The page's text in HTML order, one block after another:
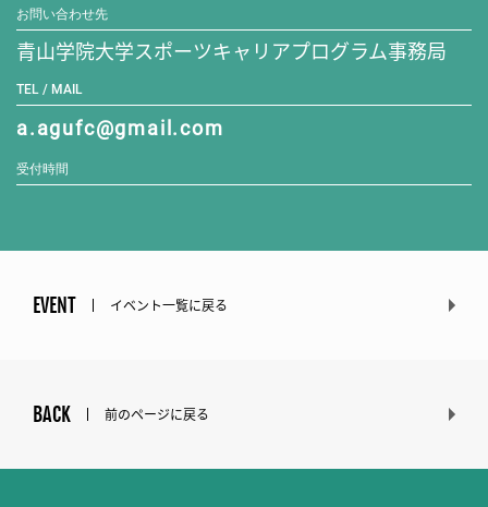
お問い合わせ先
青山学院大学スポーツキャリアプログラム事務局
TEL / MAIL
a.agufc@gmail.com
受付時間
EVENT イベント一覧に戻る
BACK 前のページに戻る